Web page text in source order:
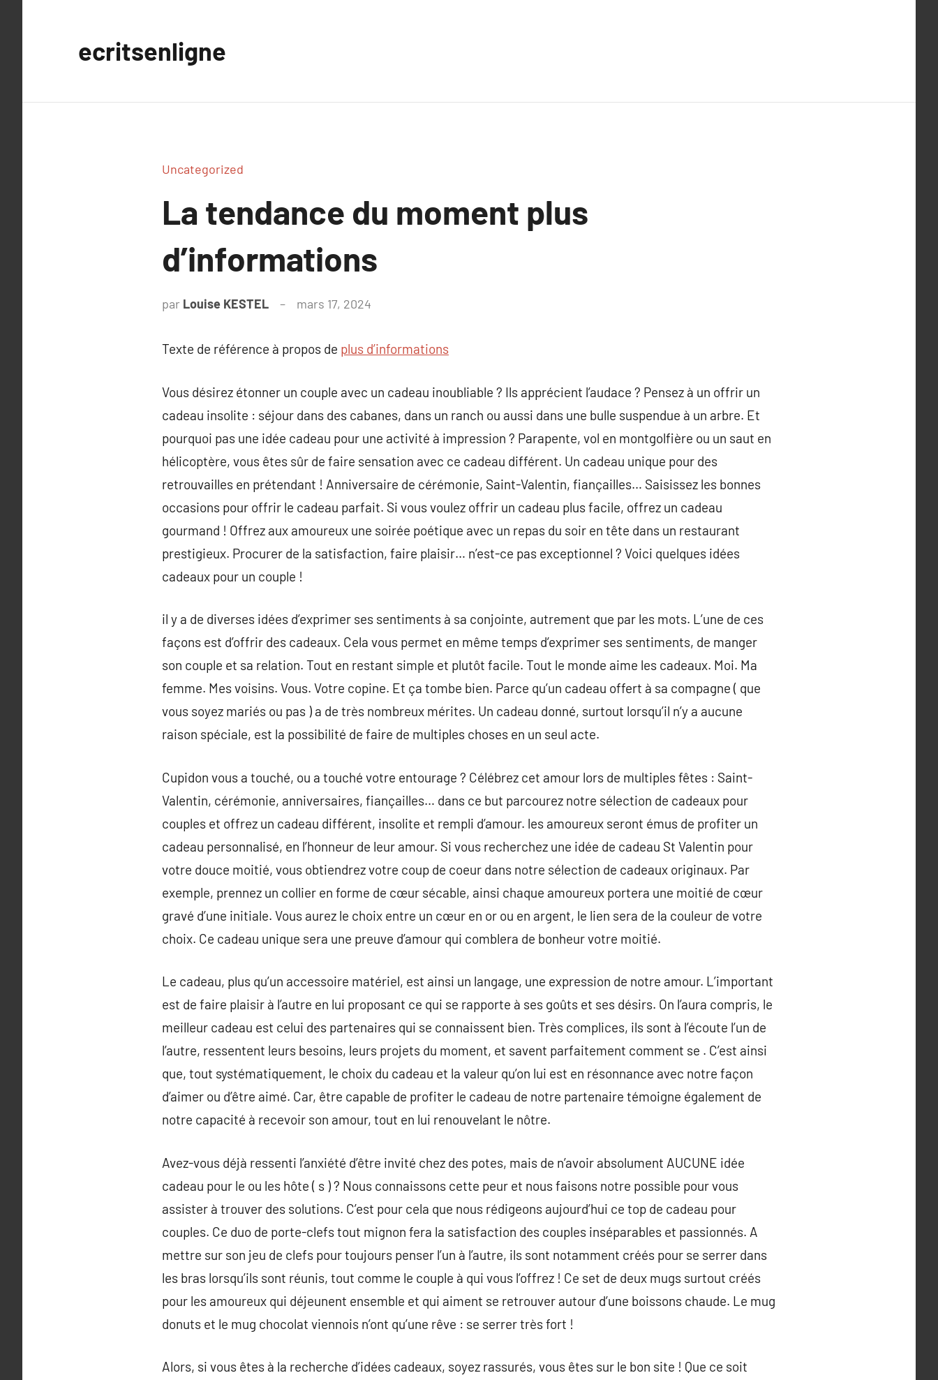
ecritsenligne
Uncategorized
La tendance du moment plus
d’informations
par Louise KESTEL mars 17, 2024
Texte de référence à propos de plus d’informations
Vous désirez étonner un couple avec un cadeau inoubliable ? Ils apprécient l’audace ? Pensez à un offrir un
cadeau insolite : séjour dans des cabanes, dans un ranch ou aussi dans une bulle suspendue à un arbre. Et
pourquoi pas une idée cadeau pour une activité à impression ? Parapente, vol en montgolfière ou un saut en
hélicoptère, vous êtes sûr de faire sensation avec ce cadeau différent. Un cadeau unique pour des
retrouvailles en prétendant ! Anniversaire de cérémonie, Saint-Valentin, fiançailles… Saisissez les bonnes
occasions pour offrir le cadeau parfait. Si vous voulez offrir un cadeau plus facile, offrez un cadeau
gourmand ! Offrez aux amoureux une soirée poétique avec un repas du soir en tête dans un restaurant
prestigieux. Procurer de la satisfaction, faire plaisir… n’est-ce pas exceptionnel ? Voici quelques idées
cadeaux pour un couple !
il y a de diverses idées d’exprimer ses sentiments à sa conjointe, autrement que par les mots. L’une de ces
façons est d’offrir des cadeaux. Cela vous permet en même temps d’exprimer ses sentiments, de manger
son couple et sa relation. Tout en restant simple et plutôt facile. Tout le monde aime les cadeaux. Moi. Ma
femme. Mes voisins. Vous. Votre copine. Et ça tombe bien. Parce qu’un cadeau offert à sa compagne ( que
vous soyez mariés ou pas ) a de très nombreux mérites. Un cadeau donné, surtout lorsqu’il n’y a aucune
raison spéciale, est la possibilité de faire de multiples choses en un seul acte.
Cupidon vous a touché, ou a touché votre entourage ? Célébrez cet amour lors de multiples fêtes : Saint-
Valentin, cérémonie, anniversaires, fiançailles… dans ce but parcourez notre sélection de cadeaux pour
couples et offrez un cadeau différent, insolite et rempli d’amour. les amoureux seront émus de profiter un
cadeau personnalisé, en l’honneur de leur amour. Si vous recherchez une idée de cadeau St Valentin pour
votre douce moitié, vous obtiendrez votre coup de coeur dans notre sélection de cadeaux originaux. Par
exemple, prennez un collier en forme de cœur sécable, ainsi chaque amoureux portera une moitié de cœur
gravé d’une initiale. Vous aurez le choix entre un cœur en or ou en argent, le lien sera de la couleur de votre
choix. Ce cadeau unique sera une preuve d’amour qui comblera de bonheur votre moitié.
Le cadeau, plus qu’un accessoire matériel, est ainsi un langage, une expression de notre amour. L’important
est de faire plaisir à l’autre en lui proposant ce qui se rapporte à ses goûts et ses désirs. On l’aura compris, le
meilleur cadeau est celui des partenaires qui se connaissent bien. Très complices, ils sont à l’écoute l’un de
l’autre, ressentent leurs besoins, leurs projets du moment, et savent parfaitement comment se . C’est ainsi
que, tout systématiquement, le choix du cadeau et la valeur qu’on lui est en résonnance avec notre façon
d’aimer ou d’être aimé. Car, être capable de profiter le cadeau de notre partenaire témoigne également de
notre capacité à recevoir son amour, tout en lui renouvelant le nôtre.
Avez-vous déjà ressenti l’anxiété d’être invité chez des potes, mais de n’avoir absolument AUCUNE idée
cadeau pour le ou les hôte ( s ) ? Nous connaissons cette peur et nous faisons notre possible pour vous
assister à trouver des solutions. C’est pour cela que nous rédigeons aujourd’hui ce top de cadeau pour
couples. Ce duo de porte-clefs tout mignon fera la satisfaction des couples inséparables et passionnés. A
mettre sur son jeu de clefs pour toujours penser l’un à l’autre, ils sont notamment créés pour se serrer dans
les bras lorsqu’ils sont réunis, tout comme le couple à qui vous l’offrez ! Ce set de deux mugs surtout créés
pour les amoureux qui déjeunent ensemble et qui aiment se retrouver autour d’une boissons chaude. Le mug
donuts et le mug chocolat viennois n’ont qu’une rêve : se serrer très fort !
Alors, si vous êtes à la recherche d’idées cadeaux, soyez rassurés, vous êtes sur le bon site ! Que ce soit